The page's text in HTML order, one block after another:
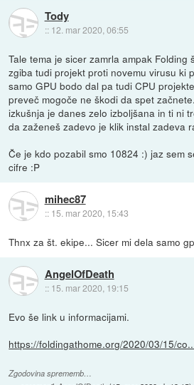
Tody
:: 12. mar 2020, 06:55
Tale tema je sicer zamrla ampak Folding
zgiba tudi projekt proti novemu virusu ki
samo GPU bodo dal pa tudi CPU
preveč mogoče ne škodi da spet
izkušnja je danes zelo izboljšana in ti ni
da zaženeš zadevo je klik instal zadeva
Če je kdo pozabil smo 10824 :) jaz sem
cifre :P
mihec87
:: 15. mar 2020, 15:43
Thnx za št. ekipe... Sicer mi dela samo
AngelOfDeath
:: 15. mar 2020, 19:15
Evo še link u informacijami.
https://foldingathome.org/2020/03/15/
Zgodovina sprememb…